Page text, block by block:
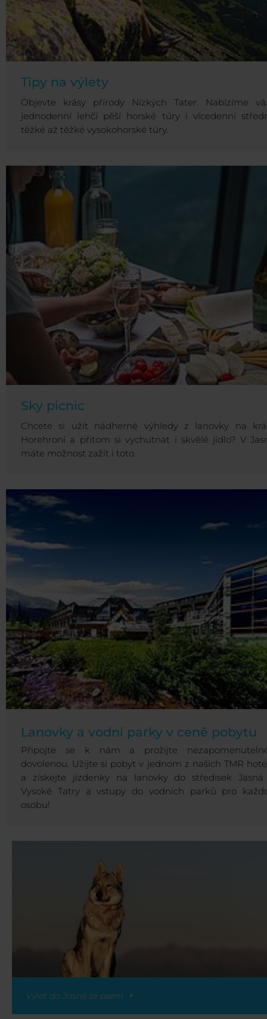
Tipy na výlety
Objevte krásy přírody Nízkých Tater. Nabízíme
jednodenní lehčí pěší horské túry i vícedenní
těžké až těžké vysokohorské túry.
Sky picnic
Chcete si užít nádherné výhledy z lanovky na
Horehroní a přitom si vychutnat i skvělé jídlo? V
máte možnost zažít i toto.
Lanovky a vodní parky v ceně pobytu
Připojte se k nám a prožijte
dovolenou. Užijte si pobyt v jednom z našich TMR
a získejte jízdenky na lanovky do středisek
Vysoké Tatry a vstupy do vodních parků pro
osobu!
Výlet do Jasné se psem